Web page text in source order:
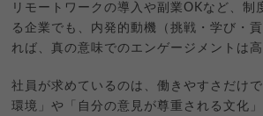
リモートワークの導入や副業OKなど、制
る企業でも、内発的動機（挑戦・学び・
れば、真の意味でのエンゲージメントは高
社員が求めているのは、働きやすさだけ
環境」や「自分の意見が尊重される文化」